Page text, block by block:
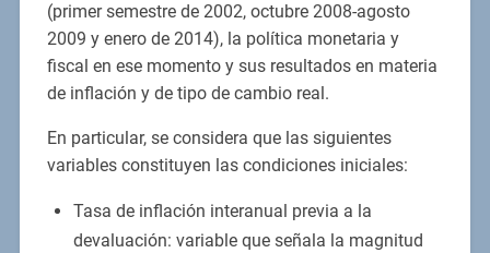
(primer semestre de 2002, octubre 2008-agosto
2009 y enero de 2014), la política monetaria y
fiscal en ese momento y sus resultados en materia
de inflación y de tipo de cambio real.
En particular, se considera que las siguientes
variables constituyen las condiciones iniciales:
Tasa de inflación interanual previa a la
devaluación: variable que señala la magnitud